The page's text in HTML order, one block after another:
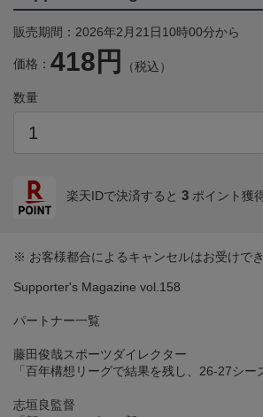
販売期間：2026年2月21日10時00分から
価格： 418円 （税込）
数量
楽天IDで決済すると 3 ポイント獲
※ お客様都合によるキャンセルはお受けでき
Supporter's Magazine vol.158
パートナー一覧
藤田俊哉スポーツダイレクター
「百年構想リーグで結果を残し、26-27シー
志垣良監督